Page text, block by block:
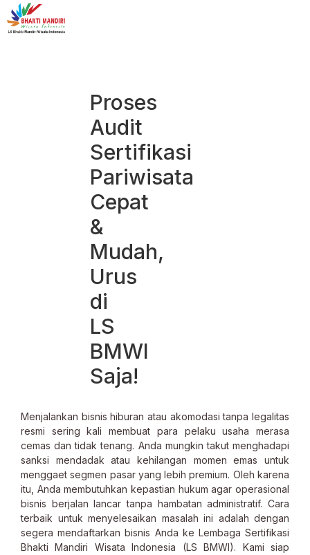
Proses
Audit
Sertifikasi
Pariwisata
Cepat
&
Mudah,
Urus
di
LS
BMWI
Saja!
Menjalankan bisnis hiburan atau akomodasi tanpa legalitas
resmi sering kali membuat para pelaku usaha merasa
cemas dan tidak tenang. Anda mungkin takut menghadapi
sanksi mendadak atau kehilangan momen emas untuk
menggaet segmen pasar yang lebih premium. Oleh karena
itu, Anda membutuhkan kepastian hukum agar operasional
bisnis berjalan lancar tanpa hambatan administratif. Cara
terbaik untuk menyelesaikan masalah ini adalah dengan
segera mendaftarkan bisnis Anda ke Lembaga Sertifikasi
Bhakti Mandiri Wisata Indonesia (LS BMWI). Kami siap